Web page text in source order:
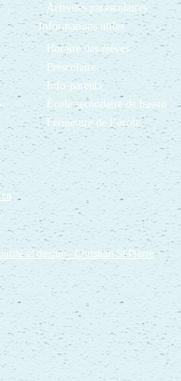
Activités parascolaires
Informations utiles
Horaire des élèves
Préscolaire
Info-parents
École secondaire de bassin
Fermeture de l’école
et design- Christian St-Pierre